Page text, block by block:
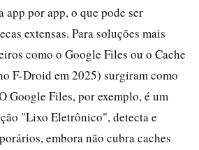
app por app, o que pode ser
extensas. Para soluções mais
como o Google Files ou o Cache
F-Droid em 2025) surgiram como
Google Files, por exemplo, é um
"Lixo Eletrônico", detecta e
embora não cubra caches